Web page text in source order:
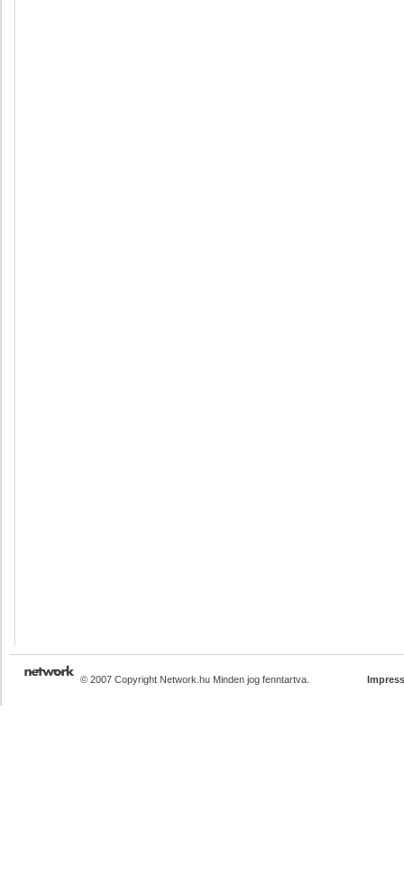
© 2007 Copyright Network.hu Minden jog fenntartva.